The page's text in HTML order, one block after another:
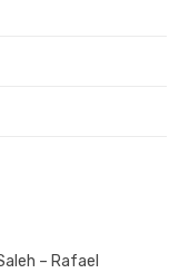
– Rafael